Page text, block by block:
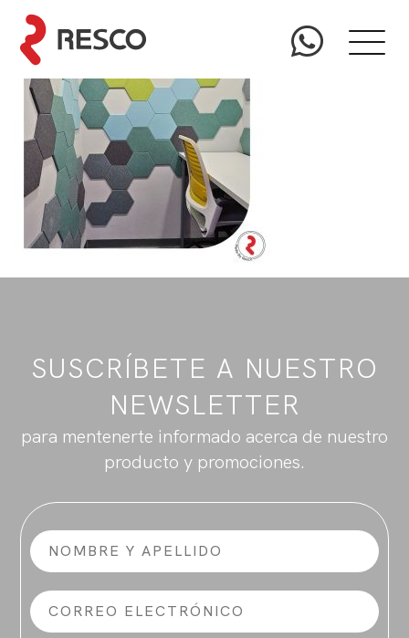
SUSCRÍBETE A NUESTRO
NEWSLETTER
para mentenerte informado acerca de nuestro
producto y promociones.